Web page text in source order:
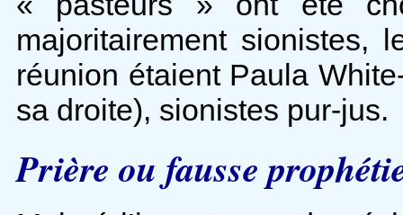
majoritairement sionistes,
réunion étaient Paula
sa droite), sionistes pur-jus.
Prière ou fausse